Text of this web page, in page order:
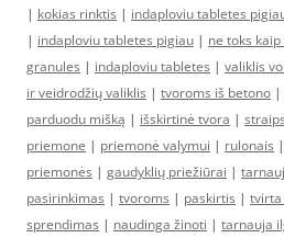
| kokias rinktis | indaploviu tabletes
| indaploviu tabletes pigiau | ne toks kaip
granules | indaploviu tabletes | valiklis
ir veidrodžių valiklis | tvoroms iš betono |
parduodu mišką | išskirtinė tvora |
priemone | priemonė valymui | rulonais |
priemonės | gaudyklių priežiūrai |
pasirinkimas | tvoroms | paskirtis | tvirta
sprendimas | naudinga žinoti | tarnauja